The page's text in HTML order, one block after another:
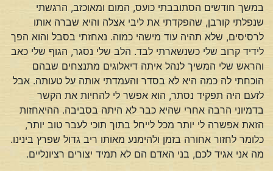
במשך חודשים הסתובבתי כועס, המום ומאוכזב, הרגשתי
שנפלתי קורבן, שהפקדתי את ליבי אצלה והיא שברה אותו
לרסיסים, שלא תהיה עוד מישהי כמוה. נאחזתי בסבל והוא הפך
לידיד קרוב שלי כשנשארתי לבד. הלב שלי נסגר, הגוף שלי כאב
והראש שלי המשיך לנהל איתה דיאלוגים מתנצחים שבהם
הוכחתי לה כמה היא לא בסדר והעמדתי אותה על טעותה. אבל
לזעם היה תפקיד נסתר, הוא אפשר לי להחיות את הקשר
בדמיוני הרבה אחרי שהיא כבר לא היתה בסביבה. ההיאחזות
הזאת אפשרה לי יותר מכל לייחל בתוך תוכי לעבר טוב יותר,
כלומר לחזור אחורה בזמן ולהימנע מאותו ריב גדול שפרץ בינינו.
מה אני אגיד לכם, בני האדם הם לא תמיד יצורים רציונליים.